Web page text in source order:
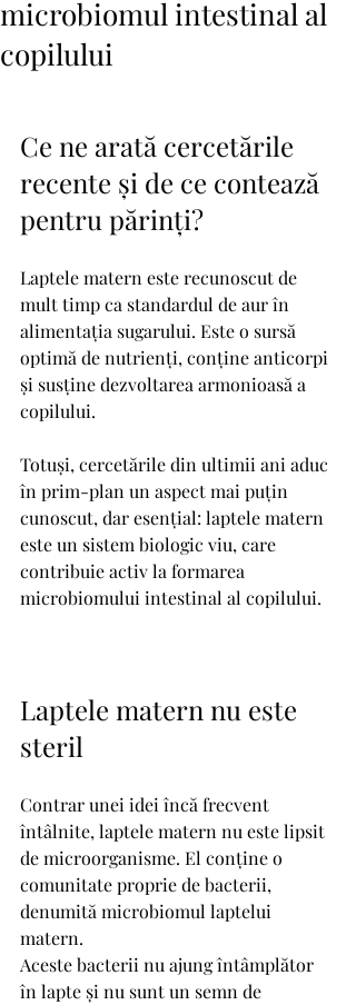
microbiomul intestinal al
copilului
Ce ne arată cercetările
recente și de ce contează
pentru părinți?
Laptele matern este recunoscut de
mult timp ca standardul de aur în
alimentația sugarului. Este o sursă
optimă de nutrienți, conține anticorpi
și susține dezvoltarea armonioasă a
copilului.
Totuși, cercetările din ultimii ani aduc
în prim-plan un aspect mai puțin
cunoscut, dar esențial: laptele matern
este un sistem biologic viu, care
contribuie activ la formarea
microbiomului intestinal al copilului.
Laptele matern nu este
steril
Contrar unei idei încă frecvent
întâlnite, laptele matern nu este lipsit
de microorganisme. El conține o
comunitate proprie de bacterii,
denumită microbiomul laptelui
matern.
Aceste bacterii nu ajung întâmplător
în lapte și nu sunt un semn de